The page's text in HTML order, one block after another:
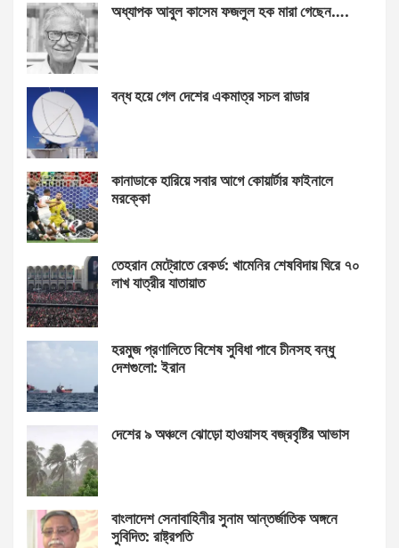
অধ্যাপক আবুল কাসেম ফজলুল হক মারা গেছেন….
বন্ধ হয়ে গেল দেশের একমাত্র সচল রাডার
কানাডাকে হারিয়ে সবার আগে কোয়ার্টার ফাইনালে
মরক্কো
তেহরান মেট্রোতে রেকর্ড: খামেনির শেষবিদায় ঘিরে ৭০
লাখ যাত্রীর যাতায়াত
হরমুজ প্রণালিতে বিশেষ সুবিধা পাবে চীনসহ বন্ধু
দেশগুলো: ইরান
দেশের ৯ অঞ্চলে ঝোড়ো হাওয়াসহ বজ্রবৃষ্টির আভাস
বাংলাদেশ সেনাবাহিনীর সুনাম আন্তর্জাতিক অঙ্গনে
সুবিদিত: রাষ্ট্রপতি